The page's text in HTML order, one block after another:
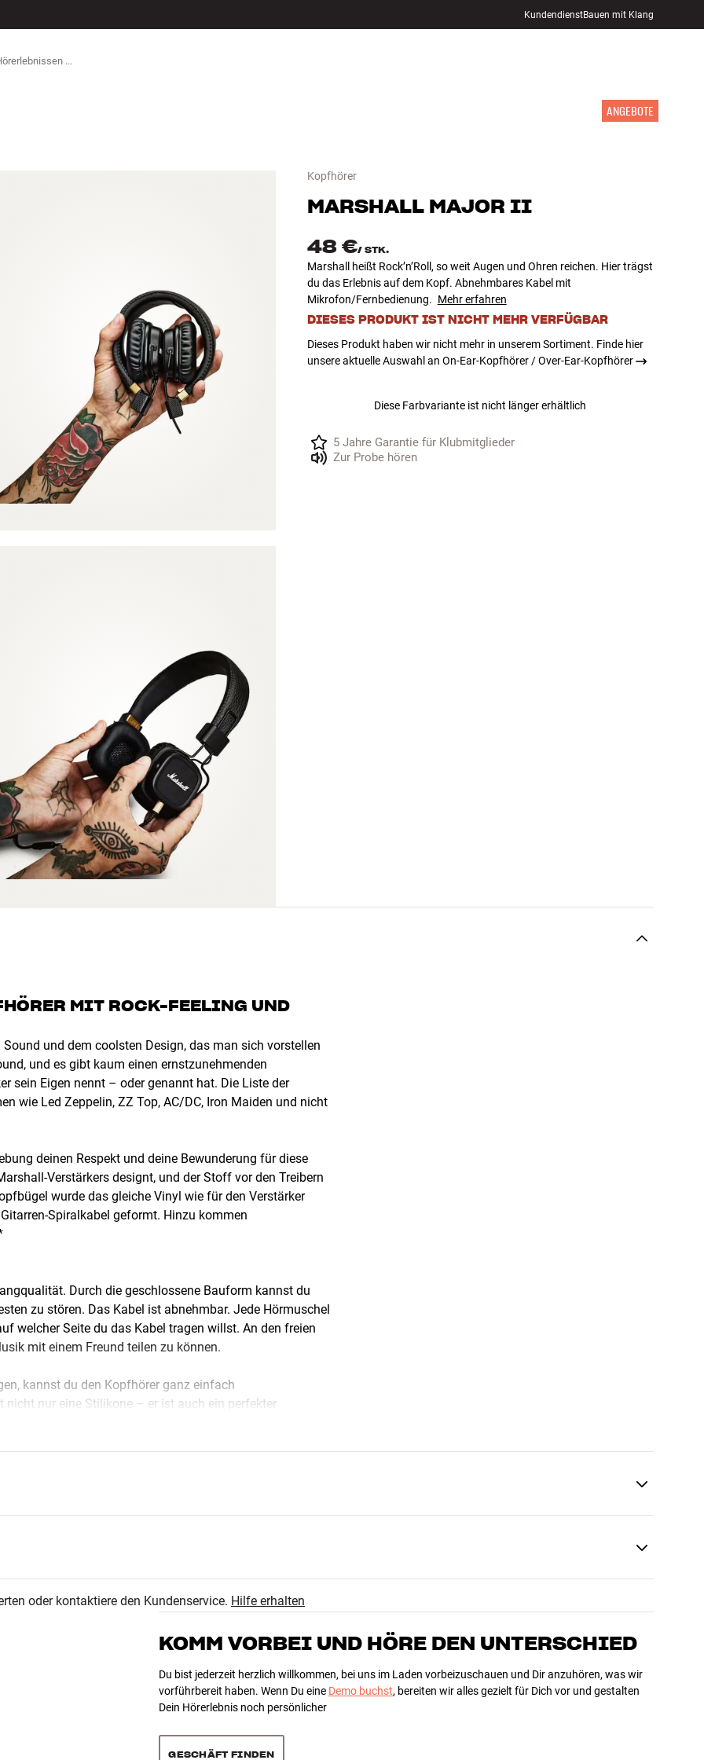
KundendienstBauen mit Klang
ANGEBOTE
Kopfhörer
MARSHALL MAJOR II
48 €/ STK.
Marshall heißt Rock’n’Roll, so weit Augen und Ohren reichen. Hier trägst
du das Erlebnis auf dem Kopf. Abnehmbares Kabel mit
Mikrofon/Fernbedienung. Mehr erfahren
DIESES PRODUKT IST NICHT MEHR VERFÜGBAR
Dieses Produkt haben wir nicht mehr in unserem Sortiment. Finde hier
unsere aktuelle Auswahl an On-Ear-Kopfhörer / Over-Ear-Kopfhörer
Diese Farbvariante ist nicht länger erhältlich
5 Jahre Garantie für Klubmitglieder
Zur Probe hören
MIT ROCK-FEELING UND
und dem coolsten Design, das man sich vorstellen
und es gibt kaum einen ernstzunehmenden
sein Eigen nennt – oder genannt hat. Die Liste der
wie Led Zeppelin, ZZ Top, AC/DC, Iron Maiden und nicht
deinen Respekt und deine Bewunderung für diese
Verstärkers designt, und der Stoff vor den Treibern
wurde das gleiche Vinyl wie für den Verstärker
Spiralkabel geformt. Hinzu kommen
Durch die geschlossene Bauform kannst du
zu stören. Das Kabel ist abnehmbar. Jede Hörmuschel
welcher Seite du das Kabel tragen willst. An den freien
mit einem Freund teilen zu können.
kannst du den Kopfhörer ganz einfach
nur eine Stilikone – er ist auch ein perfekter
ob die Fernbedienung mit deinem Smartphone
oder kontaktiere den Kundenservice. Hilfe erhalten
KOMM VORBEI UND HÖRE DEN UNTERSCHIED
Du bist jederzeit herzlich willkommen, bei uns im Laden vorbeizuschauen und Dir anzuhören, was wir
vorführbereit haben. Wenn Du eine Demo buchst, bereiten wir alles gezielt für Dich vor und gestalten
Dein Hörerlebnis noch persönlicher
GESCHÄFT FINDEN